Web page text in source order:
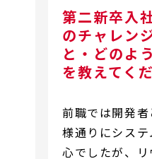
第二新卒入
のチャレン
と・どのよ
を教えてく
前職では開発
様通りにシス
心でしたが、